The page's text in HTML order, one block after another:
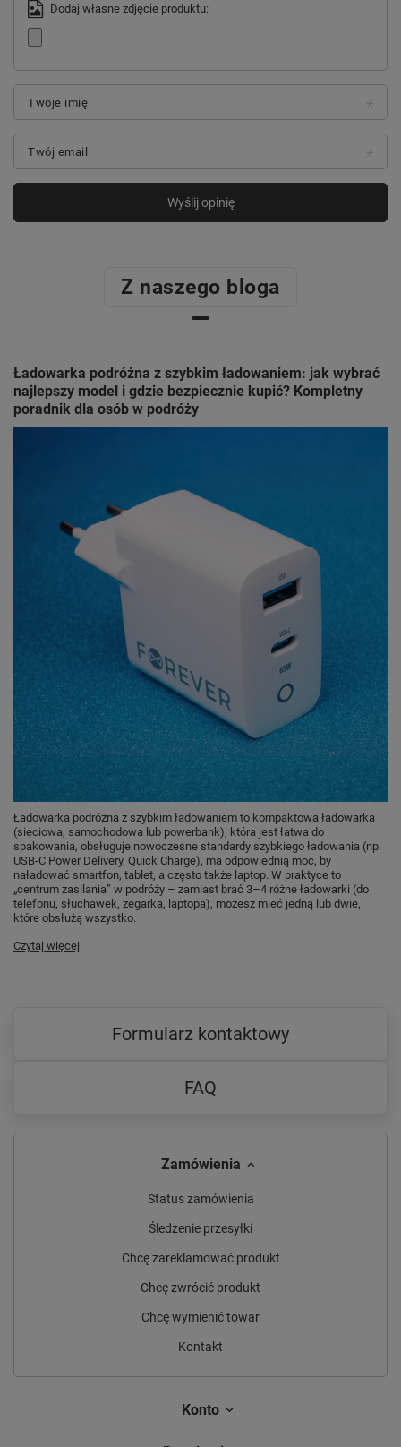
Dodaj własne zdjęcie produktu:
Twoje imię
Twój email
Wyślij opinię
Z naszego bloga
Ładowarka podróżna z szybkim ładowaniem: jak wybrać
najlepszy model i gdzie bezpiecznie kupić? Kompletny
poradnik dla osób w podróży
Ładowarka podróżna z szybkim ładowaniem to kompaktowa ładowarka
(sieciowa, samochodowa lub powerbank), która jest łatwa do
spakowania, obsługuje nowoczesne standardy szybkiego ładowania (np.
USB-C Power Delivery, Quick Charge), ma odpowiednią moc, by
naładować smartfon, tablet, a często także laptop. W praktyce to
„centrum zasilania” w podróży – zamiast brać 3–4 różne ładowarki (do
telefonu, słuchawek, zegarka, laptopa), możesz mieć jedną lub dwie,
które obsłużą wszystko.
Czytaj więcej
Formularz kontaktowy
FAQ
Zamówienia
Status zamówienia
Śledzenie przesyłki
Chcę zareklamować produkt
Chcę zwrócić produkt
Chcę wymienić towar
Kontakt
Konto